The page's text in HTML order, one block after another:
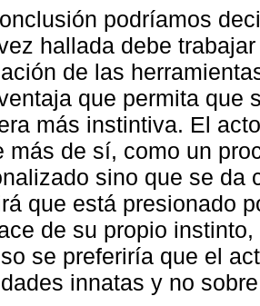
podríamos
hallada debe
de las
que permita que
más instintiva. El
más de sí, como un
sino que se da
que está presionado
de su propio
se preferiría que el
innatas y no